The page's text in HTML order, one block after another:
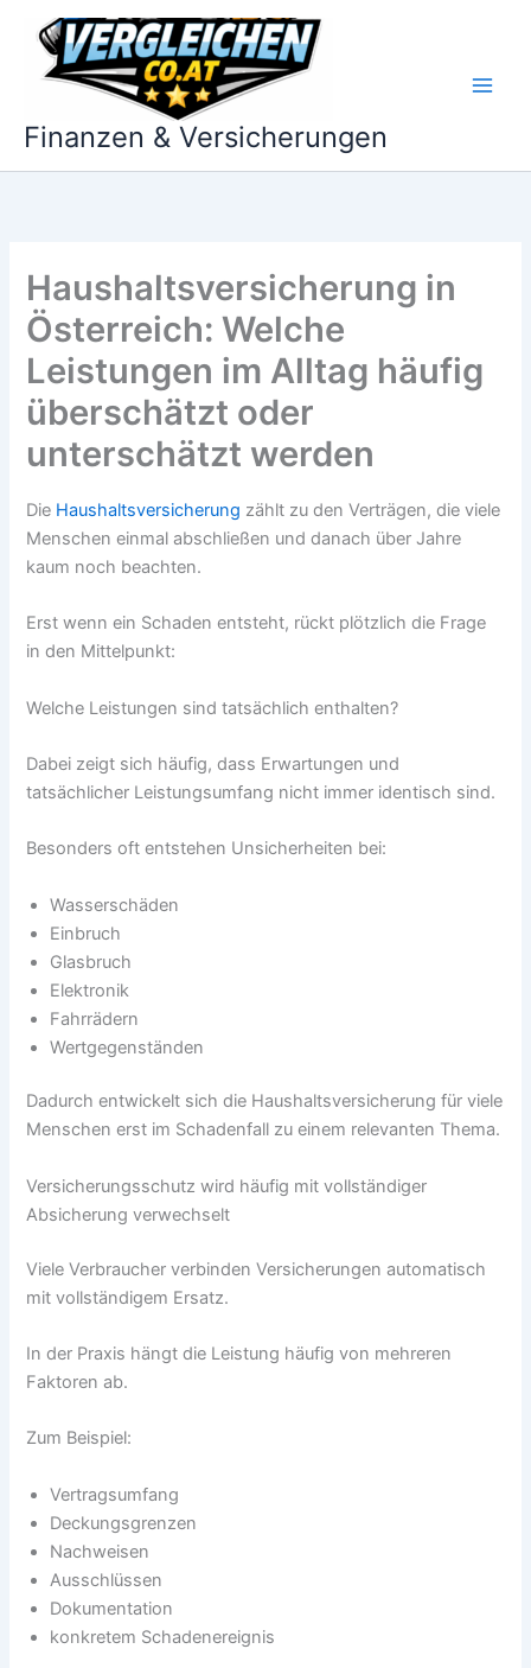
Inhalt
springen
Finanzen & Versicherungen
Haushaltsversicherung in
Österreich: Welche
Leistungen im Alltag häufig
überschätzt oder
unterschätzt werden
Die Haushaltsversicherung zählt zu den Verträgen, die viele
Menschen einmal abschließen und danach über Jahre
kaum noch beachten.
Erst wenn ein Schaden entsteht, rückt plötzlich die Frage
in den Mittelpunkt:
Welche Leistungen sind tatsächlich enthalten?
Dabei zeigt sich häufig, dass Erwartungen und
tatsächlicher Leistungsumfang nicht immer identisch sind.
Besonders oft entstehen Unsicherheiten bei:
Wasserschäden
Einbruch
Glasbruch
Elektronik
Fahrrädern
Wertgegenständen
Dadurch entwickelt sich die Haushaltsversicherung für viele
Menschen erst im Schadenfall zu einem relevanten Thema.
Versicherungsschutz wird häufig mit vollständiger
Absicherung verwechselt
Viele Verbraucher verbinden Versicherungen automatisch
mit vollständigem Ersatz.
In der Praxis hängt die Leistung häufig von mehreren
Faktoren ab.
Zum Beispiel:
Vertragsumfang
Deckungsgrenzen
Nachweisen
Ausschlüssen
Dokumentation
konkretem Schadenereignis